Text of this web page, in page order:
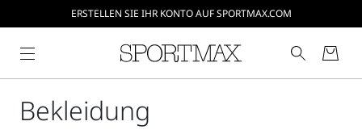
ERSTELLEN SIE IHR KONTO AUF SPORTMAX.COM
Bekleidung